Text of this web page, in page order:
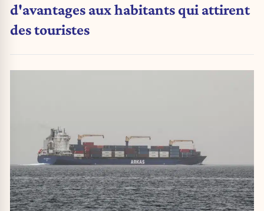
d'avantages aux habitants qui attirent
des touristes